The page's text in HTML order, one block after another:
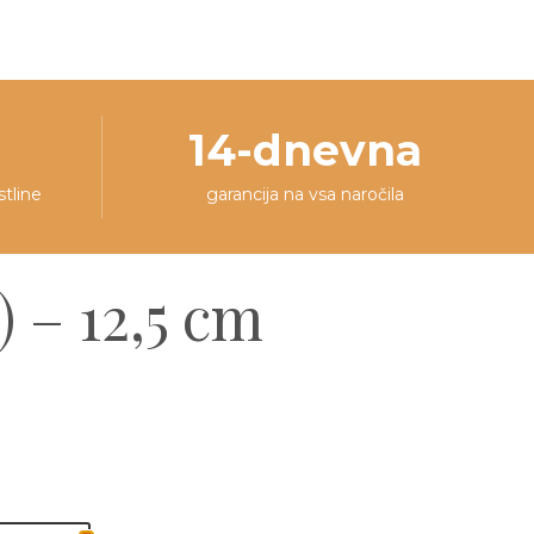
14-dnevna
garancija na vsa naročila
12,5 cm